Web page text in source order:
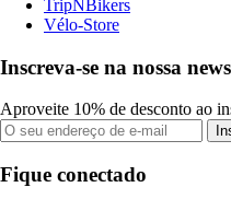
TripNBikers
Vélo-Store
Inscreva-se na nossa
Aproveite 10% de desconto ao
Fique conectado